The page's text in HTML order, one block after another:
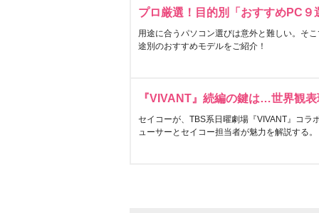
プロ厳選！目的別「おすすめPC９
用途に合うパソコン選びは意外と難しい。そ
途別のおすすめモデルをご紹介！
『VIVANT』続編の鍵は…世界観
セイコーが、TBS系日曜劇場『VIVANT』コラ
ューサーとセイコー担当者が魅力を解説する。